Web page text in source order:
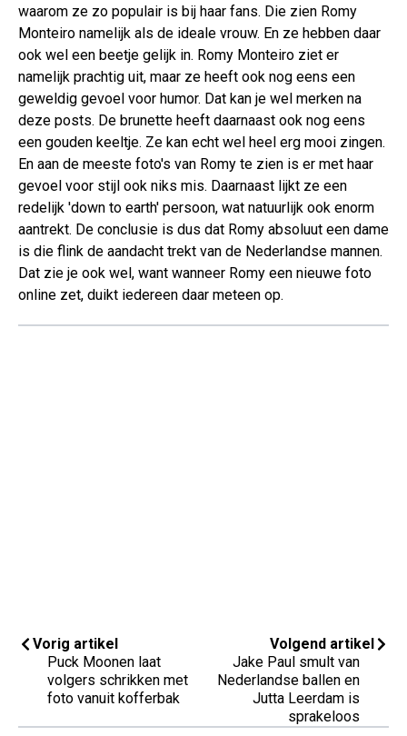
waarom ze zo populair is bij haar fans. Die zien Romy
Monteiro namelijk als de ideale vrouw. En ze hebben daar
ook wel een beetje gelijk in. Romy Monteiro ziet er
namelijk prachtig uit, maar ze heeft ook nog eens een
geweldig gevoel voor humor. Dat kan je wel merken na
deze posts. De brunette heeft daarnaast ook nog eens
een gouden keeltje. Ze kan echt wel heel erg mooi zingen.
En aan de meeste foto's van Romy te zien is er met haar
gevoel voor stijl ook niks mis. Daarnaast lijkt ze een
redelijk 'down to earth' persoon, wat natuurlijk ook enorm
aantrekt. De conclusie is dus dat Romy absoluut een dame
is die flink de aandacht trekt van de Nederlandse mannen.
Dat zie je ook wel, want wanneer Romy een nieuwe foto
online zet, duikt iedereen daar meteen op.
Vorig artikel
Puck Moonen laat
volgers schrikken met
foto vanuit kofferbak
Volgend artikel
Jake Paul smult van
Nederlandse ballen en
Jutta Leerdam is
sprakeloos